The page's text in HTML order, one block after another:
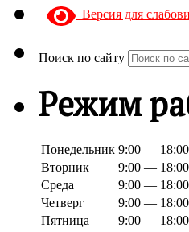
Версия для
Поиск по сайту
Режим
Понедельник 9:00 — 18:00
Вторник
9:00 — 18:00
Среда
9:00 — 18:00
Четверг
9:00 — 18:00
Пятница
9:00 — 18:00